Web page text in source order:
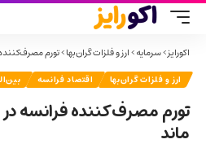
اکورایز>سرمایه>ارز و فلزات گران‌بها>تورم مصرف‌کننده
ارز و فلزات گران‌بها اقتصاد فرانسه
تورم مصرف‌کننده فرانسه در
ماند